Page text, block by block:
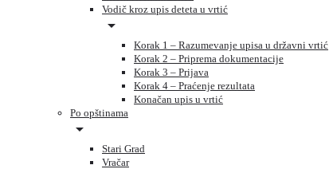
Vodič kroz upis deteta u vrtić
Korak 1 – Razumevanje upisa u državni vrtić
Korak 2 – Priprema dokumentacije
Korak 3 – Prijava
Korak 4 – Praćenje rezultata
Konačan upis u vrtić
Po opštinama
Stari Grad
Vračar